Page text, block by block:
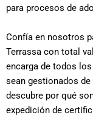
para procesos de
Confía en nosotros
Terrassa con total
encarga de todos
sean gestionados
descubre por qué
expedición de